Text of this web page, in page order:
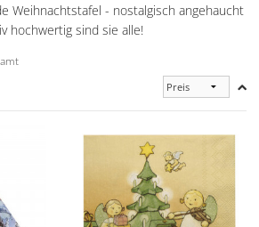
Weihnachtstafel - nostalgisch angehaucht
hochwertig sind sie alle!